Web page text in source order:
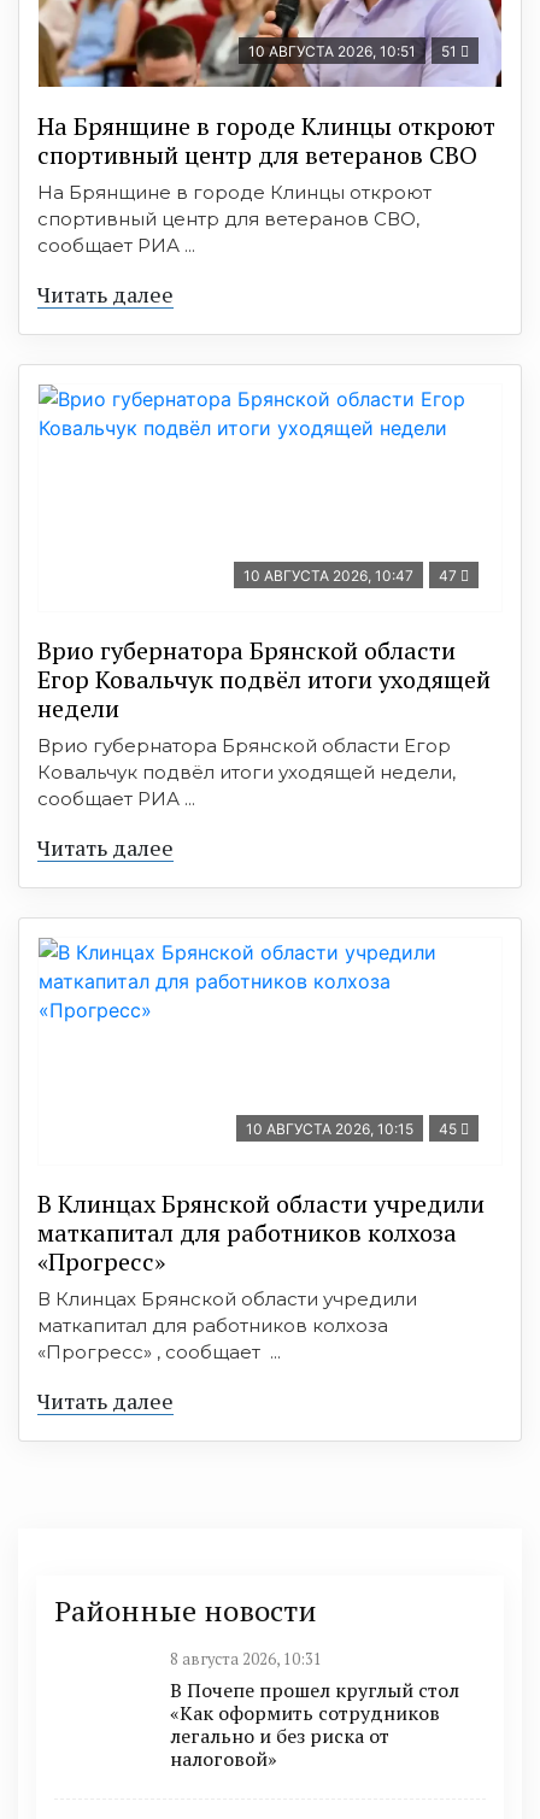
10 АВГУСТА 2026, 10:51 51
На Брянщине в городе Клинцы откроют
спортивный центр для ветеранов СВО
На Брянщине в городе Клинцы откроют
спортивный центр для ветеранов СВО,
сообщает РИА ...
Читать далее
10 АВГУСТА 2026, 10:47 47
Врио губернатора Брянской области
Егор Ковальчук подвёл итоги уходящей
недели
Врио губернатора Брянской области Егор
Ковальчук подвёл итоги уходящей недели,
сообщает РИА ...
Читать далее
10 АВГУСТА 2026, 10:15 45
В Клинцах Брянской области учредили
маткапитал для работников колхоза
«Прогресс»
В Клинцах Брянской области учредили
маткапитал для работников колхоза
«Прогресс» , сообщает ...
Читать далее
Районные новости
8 августа 2026, 10:31
В Почепе прошел круглый стол
«Как оформить сотрудников
легально и без риска от
налоговой»